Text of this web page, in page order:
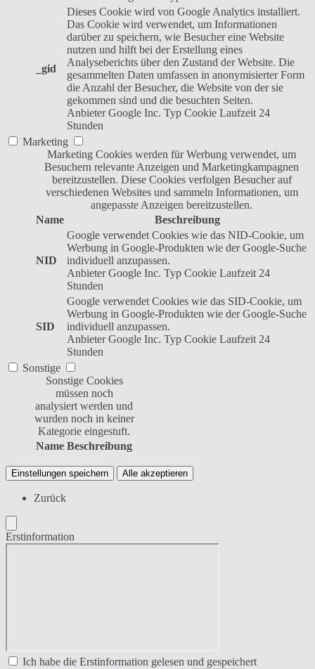
_gid
Dieses Cookie wird von Google Analytics installiert.
Das Cookie wird verwendet, um Informationen
darüber zu speichern, wie Besucher eine Website
nutzen und hilft bei der Erstellung eines
Analyseberichts über den Zustand der Website. Die
gesammelten Daten umfassen in anonymisierter Form
die Anzahl der Besucher, die Website von der sie
gekommen sind und die besuchten Seiten.
Anbieter Google Inc. Typ Cookie Laufzeit 24
Stunden
Marketing
Marketing Cookies werden für Werbung verwendet, um
Besuchern relevante Anzeigen und Marketingkampagnen
bereitzustellen. Diese Cookies verfolgen Besucher auf
verschiedenen Websites und sammeln Informationen, um
angepasste Anzeigen bereitzustellen.
Name
Beschreibung
NID
Google verwendet Cookies wie das NID-Cookie, um
Werbung in Google-Produkten wie der Google-Suche
individuell anzupassen.
Anbieter Google Inc. Typ Cookie Laufzeit 24
Stunden
SID
Google verwendet Cookies wie das SID-Cookie, um
Werbung in Google-Produkten wie der Google-Suche
individuell anzupassen.
Anbieter Google Inc. Typ Cookie Laufzeit 24
Stunden
Sonstige
Sonstige Cookies
müssen noch
analysiert werden und
wurden noch in keiner
Kategorie eingestuft.
Name Beschreibung
Einstellungen speichern Alle akzeptieren
Zurück
Erstinformation
Ich habe die Erstinformation gelesen und gespeichert